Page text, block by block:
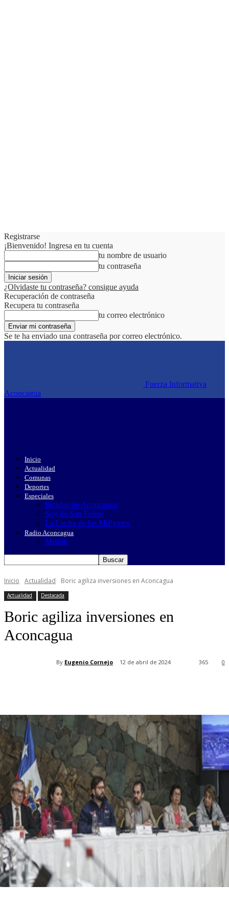
Registrarse
¡Bienvenido! Ingresa en tu cuenta
tu nombre de usuario
tu contraseña
¿Olvidaste tu contraseña? consigue ayuda
Recuperación de contraseña
Recupera tu contraseña
tu correo electrónico
Se te ha enviado una contraseña por correo electrónico.
Fuerza Informativa
Aconcagua
Inicio
Actualidad
Comunas
Deportes
Especiales
Picadas de Aconcagua
Soy de San Felipe
La Lucha de las MiPymes
Radio Aconcagua
Misión
Inicio Actualidad Boric agiliza inversiones en Aconcagua
Actualidad Destacada
Boric agiliza inversiones en
Aconcagua
By Eugenio Cornejo 12 de abril de 2024 0
365